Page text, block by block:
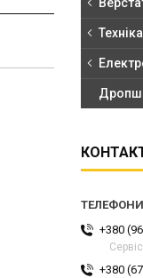
+380
+380